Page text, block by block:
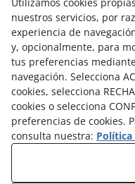
TÉRMINOS
nuestros servicios, por
experiencia de
y, opcionalmente, para
tus preferencias
navegación. Selecciona
cookies, selecciona
cookies o selecciona
preferencias de cookies.
consulta nuestra: Política